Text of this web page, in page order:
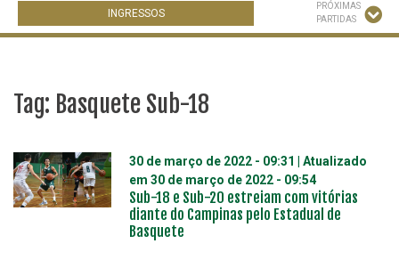
INGRESSOS
PRÓXIMAS
PARTIDAS
Tag: Basquete Sub-18
30 de março de 2022 - 09:31
| Atualizado
em 30 de março de 2022 - 09:54
Sub-18 e Sub-20 estreiam com vitórias
diante do Campinas pelo Estadual de
Basquete